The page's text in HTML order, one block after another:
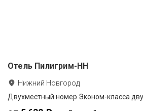
Отель Пилигрим-НН
Нижний Новгород
Двухместный номер Эконом-класса